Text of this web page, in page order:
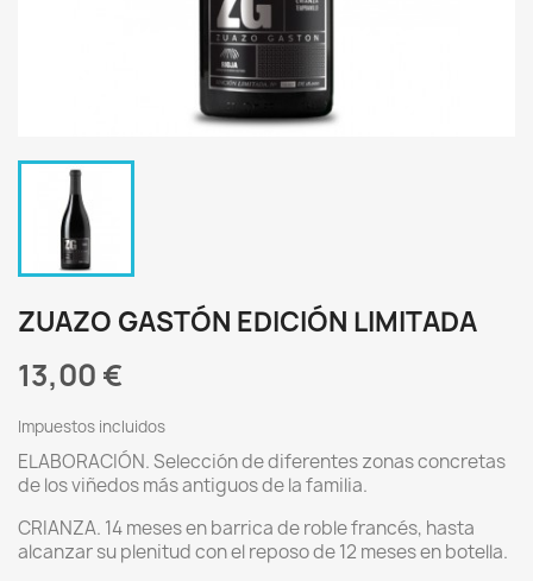
ZUAZO GASTÓN EDICIÓN LIMITADA
13,00 €
Impuestos incluidos
ELABORACIÓN. Selección de diferentes zonas concretas
de los viñedos más antiguos de la familia.
CRIANZA. 14 meses en barrica de roble francés, hasta
alcanzar su plenitud con el reposo de 12 meses en botella.